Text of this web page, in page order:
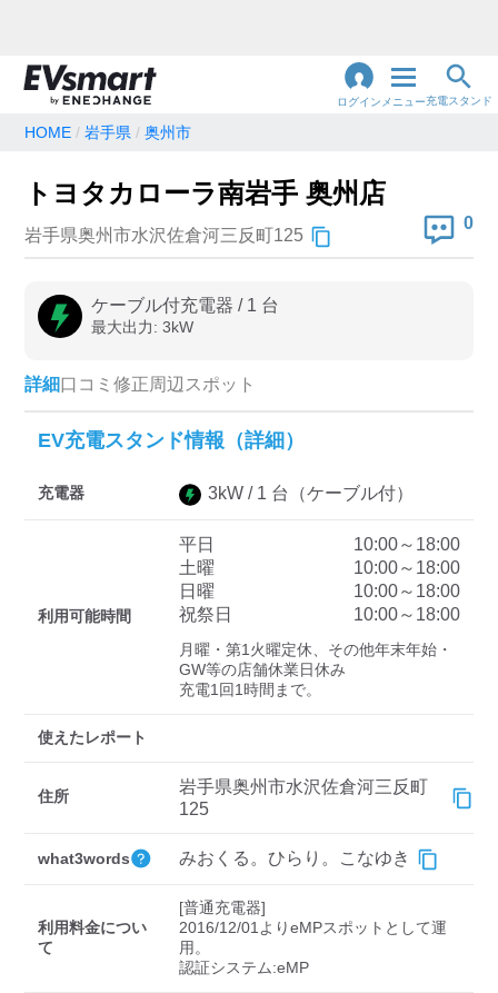
ログイン メニュー充電スタンド
地名・観光スポット・住所で検索
充電器の種類
急速充電器のみ表示
高速道路上のみ表示
認証システム
EV充電エネチェンジ e-Mobility Power
三菱ディーラーを表示
日産ディーラーを表示
トヨタディーラーを表
充電器の出力
中速-20kW-以上 急速-44kW-以上
車種
HOME 岩手県 奥州市
トヨタカローラ南岩手 奥州店
岩手県奥州市水沢佐倉河三反町125
0
ケーブル付充電器 / 1 台
最大出力: 3kW
詳細口コミ 修正周辺スポット
EV充電スタンド情報（詳細）
充電器 3kW / 1 台 （ケーブル付）
利用可能時間
平日
10:00～18:00
土曜
10:00～18:00
日曜
10:00～18:00
祝祭日
10:00～18:00
月曜・第1火曜定休、その他年末年始・
GW等の店舗休業日休み
充電1回1時間まで。
使えたレポート
住所
岩手県奥州市水沢佐倉河三反町
125
what3words みおくる。ひらり。こなゆき
利用料金につい
て
[普通充電器]
2016/12/01よりeMPスポットとして運
用。